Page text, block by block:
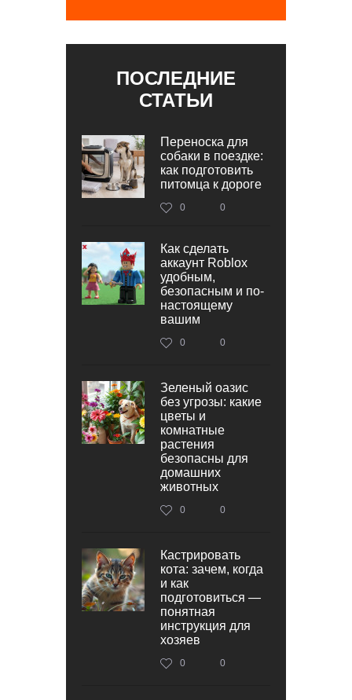
ПОСЛЕДНИЕ
СТАТЬИ
Переноска для
собаки в поездке:
как подготовить
питомца к дороге
0 0
Как сделать
аккаунт Roblox
удобным,
безопасным и по-
настоящему
вашим
0 0
Зеленый оазис
без угрозы: какие
цветы и
комнатные
растения
безопасны для
домашних
животных
0 0
Кастрировать
кота: зачем, когда
и как
подготовиться —
понятная
инструкция для
хозяев
0 0